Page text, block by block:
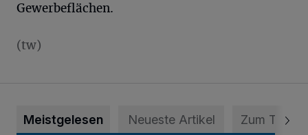
Gewerbeflächen.
(tw)
Meistgelesen Neueste Artikel Zum Thema